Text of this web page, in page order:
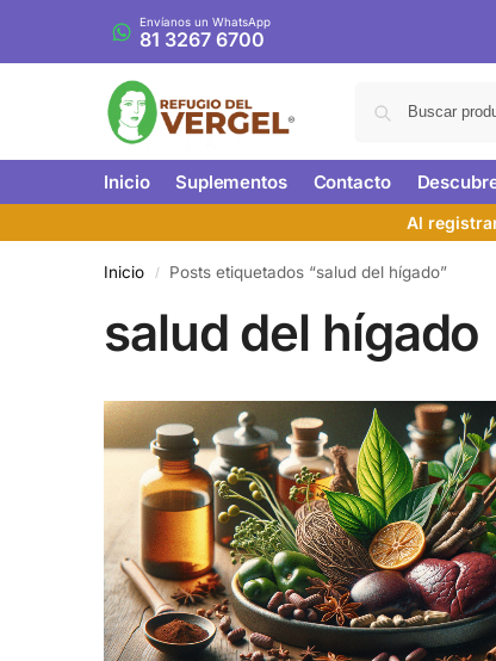
Envíanos un WhatsApp
81 3267 6700
Inicio Suplementos Contacto
Al
Inicio / Posts etiquetados “salud del hígado”
salud del hígado